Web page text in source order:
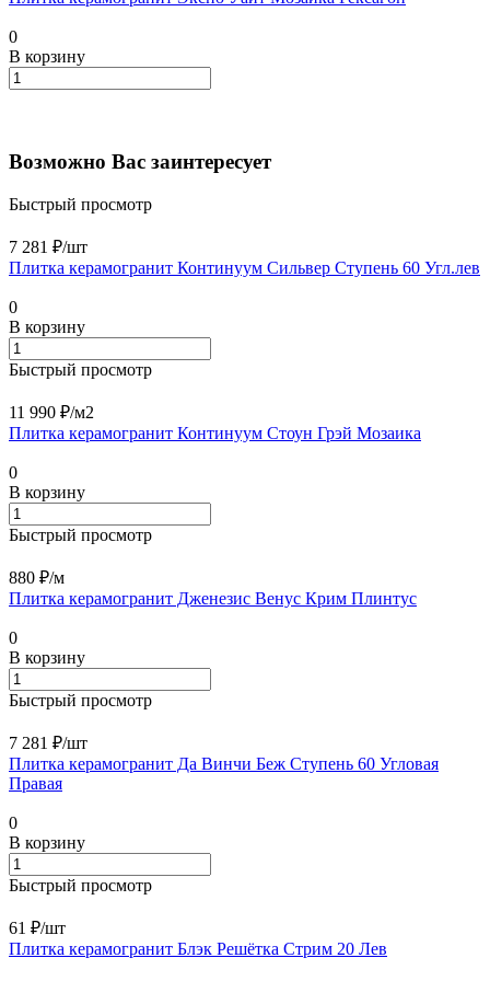
0
В корзину
Возможно Вас заинтересует
Быстрый просмотр
7 281 ₽/шт
Плитка керамогранит Континуум Сильвер Ступень 60 Угл.лев
0
В корзину
Быстрый просмотр
11 990 ₽/м2
Плитка керамогранит Континуум Стоун Грэй Мозаика
0
В корзину
Быстрый просмотр
880 ₽/м
Плитка керамогранит Дженезис Венус Крим Плинтус
0
В корзину
Быстрый просмотр
7 281 ₽/шт
Плитка керамогранит Да Винчи Беж Ступень 60 Угловая
Правая
0
В корзину
Быстрый просмотр
61 ₽/шт
Плитка керамогранит Блэк Решётка Стрим 20 Лев